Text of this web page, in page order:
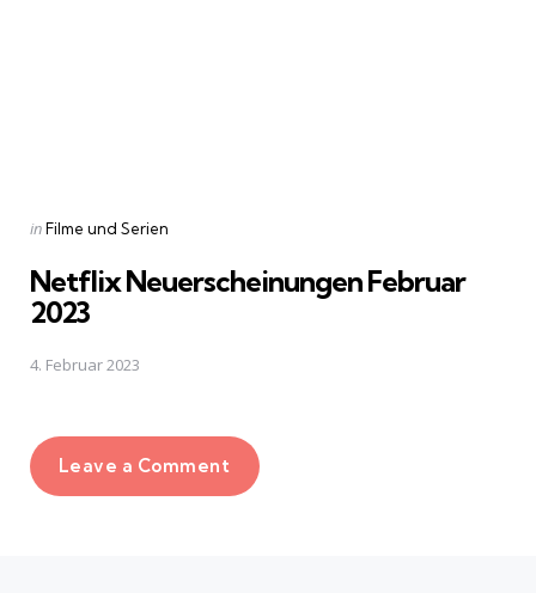
Posted
inFilme und Serien
Netflix Neuerscheinungen Februar
2023
4. Februar 2023
Leave a Comment